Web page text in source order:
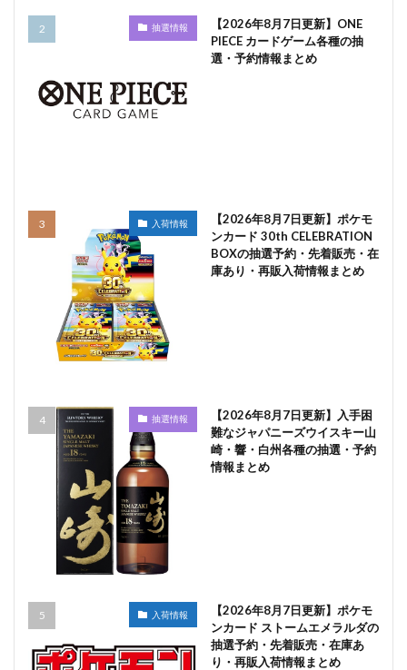
抽選情報
【2026年8月7日更新】ONE
PIECE カードゲーム各種の抽
選・予約情報まとめ
入荷情報
【2026年8月7日更新】ポケモ
ンカード 30th CELEBRATION
BOXの抽選予約・先着販売・在
庫あり・再販入荷情報まとめ
抽選情報
【2026年8月7日更新】入手困
難なジャパニーズウイスキー山
崎・響・白州各種の抽選・予約
情報まとめ
入荷情報
【2026年8月7日更新】ポケモ
ンカード ストームエメラルダの
抽選予約・先着販売・在庫あ
り・再販入荷情報まとめ